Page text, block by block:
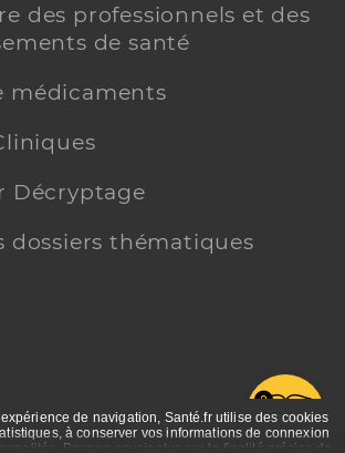
des professionnels et des
de santé
médicaments
Décryptage
dossiers thématiques
de navigation, Santé.fr utilise des cookies
à conserver vos informations de connexion
Pour en savoir plus sur la finalité précise de